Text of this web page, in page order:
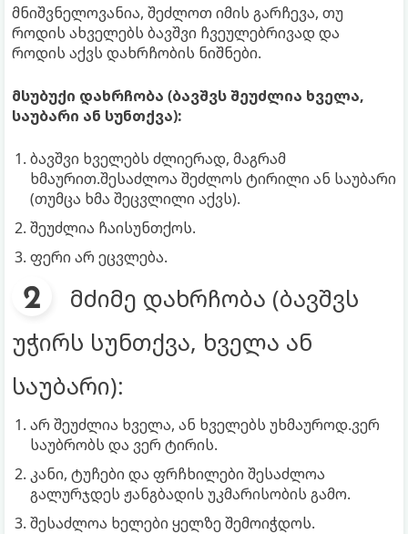
მნიშვნელოვანია, შეძლოთ იმის გარჩევა, თუ
როდის ახველებს ბავშვი ჩვეულებრივად და
როდის აქვს დახრჩობის ნიშნები.
მსუბუქი დახრჩობა (ბავშვს შეუძლია ხველა,
საუბარი ან სუნთქვა):
ბავშვი ხველებს ძლიერად, მაგრამ
ხმაურით.შესაძლოა შეძლოს ტირილი ან საუბარი
(თუმცა ხმა შეცვლილი აქვს).
შეუძლია ჩაისუნთქოს.
ფერი არ ეცვლება.
მძიმე დახრჩობა (ბავშვს
უჭირს სუნთქვა, ხველა ან
საუბარი):
არ შეუძლია ხველა, ან ხველებს უხმაუროდ.ვერ
საუბრობს და ვერ ტირის.
კანი, ტუჩები და ფრჩხილები შესაძლოა
გალურჯდეს ჟანგბადის უკმარისობის გამო.
შესაძლოა ხელები ყელზე შემოიჭდოს.